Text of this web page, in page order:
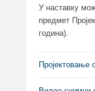
У наставку
предмет
година).